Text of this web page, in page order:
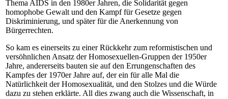
Thema AIDS in den 1980er Jahren, die Solidarität gegen
homophobe Gewalt und den Kampf für Gesetze gegen
Diskriminierung, und später für die Anerkennung von
Bürgerrechten.
So kam es einerseits zu einer Rückkehr zum reformistischen und
versöhnlichen Ansatz der Homosexuellen-Gruppen der 1950er
Jahre, andererseits bauten sie auf den Errungenschaften des
Kampfes der 1970er Jahre auf, der ein für alle Mal die
Natürlichkeit der Homosexualität, und den Stolzes und die Würde
dazu zu stehen erklärte. All dies zwang auch die Wissenschaft, in